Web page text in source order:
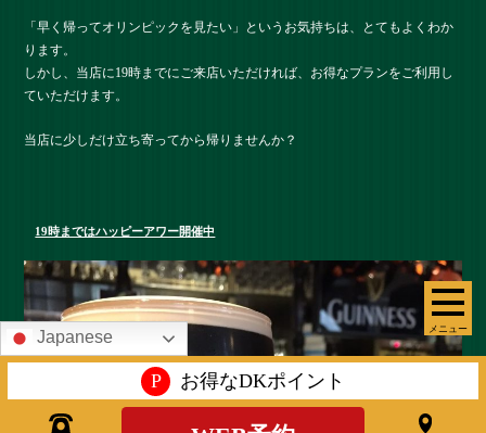
メニュー
「早く帰ってオリンピックを見たい」というお気持ちは、とてもよくわか
ります。
しかし、当店に19時までにご来店いただければ、お得なプランをご利用し
ていただけます。
当店に少しだけ立ち寄ってから帰りませんか？
19時まではハッピーアワー開催中
Japanese
P お得なDKポイント